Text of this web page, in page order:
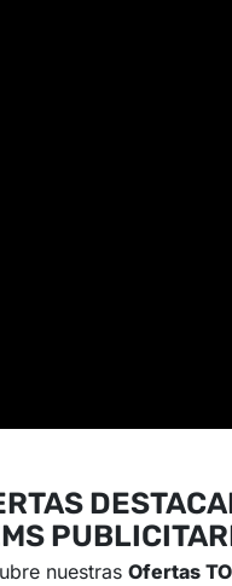
nuestras Ofertas